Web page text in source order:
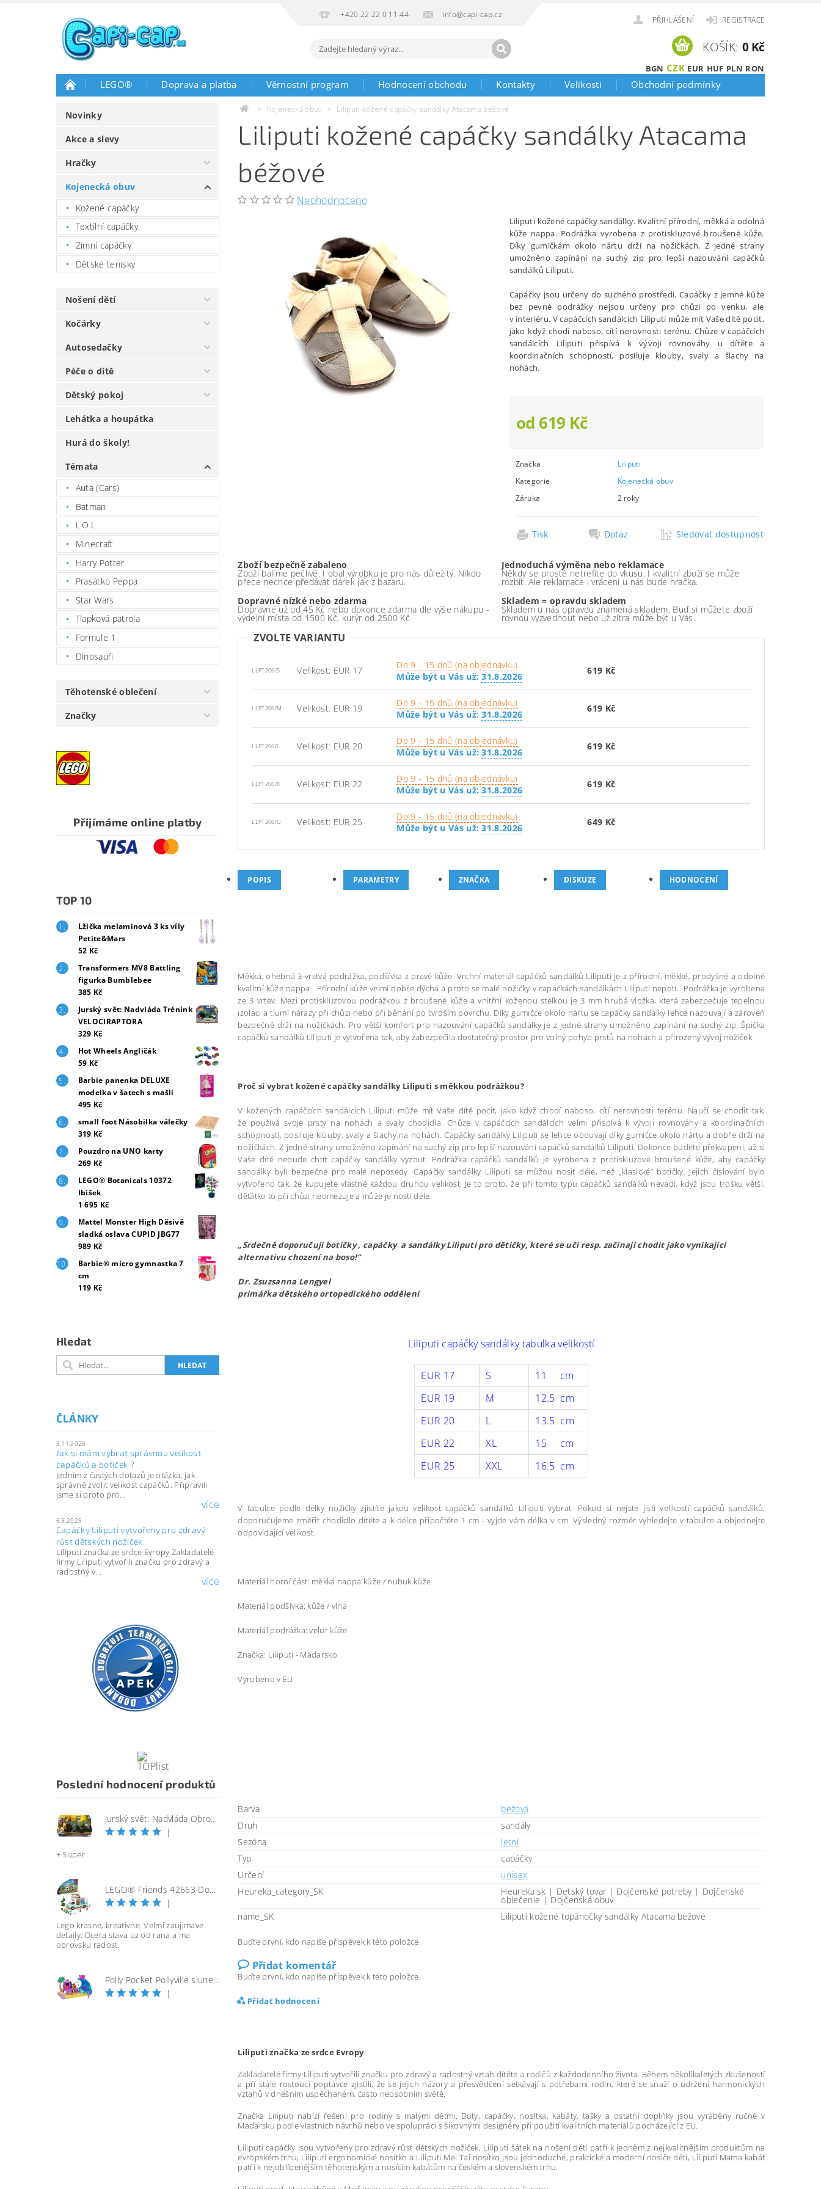
+420 22 22 0 11 44 info@capi-cap.cz
PŘIHLÁŠENÍ REGISTRACE
BGN CZK EUR HUF PLN RON
KOŠÍK: 0 Kč
LEGO® Doprava a platba Věrnostní program Hodnocení obchodu Kontakty Velikosti Obchodní podmínky
Novinky
Akce a slevy
Hračky
Kojenecká obuv
Kožené capáčky
Textilní capáčky
Zimní capáčky
Dětské tenisky
Nošení dětí
Kočárky
Autosedačky
Péče o dítě
Dětský pokoj
Lehátka a houpátka
Hurá do školy!
Témata
Auta (Cars)
Batman
L.O.L
Minecraft
Harry Potter
Prasátko Peppa
Star Wars
Tlapková patrola
Formule 1
Dinosauři
Těhotenské oblečení
Značky
Přijímáme online platby
TOP 10
Lžička melaminová 3 ks víly
Petite&Mars
52 Kč
Transformers MV8 Battling
figurka Bumblebee
385 Kč
Jurský svět: Nadvláda Trénink
VELOCIRAPTORA
329 Kč
Hot Wheels Angličák
59 Kč
Barbie panenka DELUXE
modelka v šatech s mašlí
495 Kč
small foot Násobilka válečky
319 Kč
Pouzdro na UNO karty
269 Kč
LEGO® Botanicals 10372
Ibišek
1 695 Kč
Mattel Monster High Děsivě
sladká oslava CUPID JBG77
989 Kč
Barbie® micro gymnastka 7
cm
119 Kč
Hledat
ČLÁNKY
3.11.2025
Jak si mám vybrat správnou velikost
capáčků a botiček ?
Jedním z častých dotazů je otázka, jak
správně zvolit velikost capáčků. Připravili
jsme si proto pro...
více
6.3.2025
Capáčky Liliputi vytvořeny pro zdravý
růst dětských nožiček.
Liliputi značka ze srdce Evropy Zakladatelé
firmy Liliputi vytvořili značku pro zdravý a
radostný v...
více
Poslední hodnocení produktů
Jurský svět: Nadvláda Obrovský útočící SINOTYRANNUS
|
+ Super
LEGO® Friends 42663 Dobrodružství s karavanem přátelství
|
Lego krasne, kreativne. Velmi zaujimave
detaily. Dcera stava uz od rana a ma
obrovsku radost.
Polly Pocket Pollyville slunečná pláž
|
Kojenecká obuv Liliputi kožené capáčky sandálky Atacama béžové
Liliputi kožené capáčky sandálky Atacama
béžové
Neohodnoceno
Liliputi kožené capáčky sandálky. Kvalitní přírodní, měkká a odolná
kůže nappa. Podrážka vyrobena z protiskluzové broušené kůže.
Díky gumičkám okolo nártu drží na nožičkách. Z jedné strany
umožněno zapínání na suchý zip pro lepší nazouvání capáčků
sandálků Liliputi.
Capáčky jsou určeny do suchého prostředí. Capáčky z jemné kůže
bez pevné podrážky nejsou určeny pro chůzi po venku, ale
v interiéru. V capáčcích sandálcích Liliputi může mít Vaše dítě pocit,
jako když chodí naboso, cítí nerovnosti terénu. Chůze v capáčcích
sandálcích Liliputi přispívá k vývoji rovnováhy u dítěte a
koordinačních schopností, posiluje klouby, svaly a šlachy na
nohách.
od 619 Kč
Značka
Liliputi
Kategorie
Kojenecká obuv
Záruka
2 roky
Tisk Dotaz Sledovat dostupnost
Zboží bezpečně zabaleno
Zboží balíme pečlivě. I obal výrobku je pro nás důležitý. Nikdo
přece nechce předávat dárek jak z bazaru.
Jednoduchá výměna nebo reklamace
Někdy se prostě netrefíte do vkusu. I kvalitní zboží se může
rozbít. Ale reklamace i vrácení u nás bude hračka.
Dopravné nízké nebo zdarma
Dopravné už od 45 Kč nebo dokonce zdarma dle výše nákupu -
výdejní místa od 1500 Kč, kurýr od 2500 Kč.
Skladem = opravdu skladem
Skladem u nás opravdu znamená skladem. Buď si můžete zboží
rovnou vyzvednout nebo už zítra může být u Vás.
ZVOLTE VARIANTU
LLPT206/S Velikost: EUR 17
Do 9 - 15 dnů (na objednávku)
Může být u Vás už: 31.8.2026
619 Kč
LLPT206/M Velikost: EUR 19
Do 9 - 15 dnů (na objednávku)
Může být u Vás už: 31.8.2026
619 Kč
LLPT206/L Velikost: EUR 20
Do 9 - 15 dnů (na objednávku)
Může být u Vás už: 31.8.2026
619 Kč
LLPT206/X Velikost: EUR 22
Do 9 - 15 dnů (na objednávku)
Může být u Vás už: 31.8.2026
619 Kč
LLPT206/U Velikost: EUR 25
Do 9 - 15 dnů (na objednávku)
Může být u Vás už: 31.8.2026
649 Kč
POPIS PARAMETRY ZNAČKA DISKUZE HODNOCENÍ
Měkká, ohebná 3-vrstvá podrážka, podšívka z pravé kůže. Vrchní materiál capáčků sandálků Liliputi je z přírodní, měkké, prodyšné a odolné
kvalitní kůže nappa. Přírodní kůže velmi dobře dýchá a proto se malé nožičky v capáčkách sandálkách Liliputi nepotí. Podrážka je vyrobena
ze 3 vrtev. Mezi protiskluzovou podrážkou z broušené kůže a vnitřní koženou stélkou je 3 mm hrubá vložka, která zabezpečuje tepelnou
izolaci a tlumí nárazy při chůzi nebo při běhání po tvrdším povrchu. Díky gumičce okolo nártu se capáčky sandálky lehce nazouvají a zároveň
bezpečně drží na nožičkách. Pro větší komfort pro nazouvání capáčků sandálky je z jedné strany umožněno zapínání na suchý zip. Špička
capáčků sandálků Liliputi je vytvořena tak, aby zabezpečila dostatečný prostor pro volný pohyb prstů na nohách a přirozený vývoj nožiček.
Proč si vybrat kožené capáčky sandálky Liliputi s měkkou podrážkou?
V kožených capáčcích sandálcích Liliputi může mít Vaše dítě pocit, jako když chodí naboso, cítí nerovnosti terénu. Naučí se chodit tak,
že používá svoje prsty na nohách a svaly chodidla. Chůze v capáčcích sandálcích velmi přispívá k vývoji rovnováhy a koordinačních
schopností, posiluje klouby, svaly a šlachy na nohách. Capáčky sandálky Liliputi se lehce obouvají díky gumičce okolo nártu a dobře drží na
nožičkách. Z jedné strany umožněno zapínání na suchý zip pro lepší nazouvání capáčků sandálků Liliputi. Dokonce budete překvapeni, až si
Vaše dítě nebude chtít capáčky sandálky vyzout. Podrážka capáčků sandálků je vyrobena z protiskluzové broušené kůže, aby capáčky
sandálky byli bezpečné pro malé neposedy. Capáčky sandálky Liliputi se můžou nosit déle, než „klasické“ botičky. Jejich číslování bylo
vytvořeno tak, že kupujete vlastně každou druhou velikost. Je to proto, že při tomto typu capáčků sandálků nevadí, když jsou trošku větší,
děťátko to při chůzi neomezuje a může je nosti déle.
„Srdečně doporučuji botičky , capáčky a sandálky Liliputi pro dětičky, které se učí resp. začínají chodit jako vynikající
alternativu chození na boso!“
Dr. Zsuzsanna Lengyel
primářka dětského ortopedického oddělení
Liliputi capáčky sandálky tabulka velikostí
EUR 17 S
11 cm
EUR 19
M
12.5 cm
EUR 20
L
13.5 cm
EUR 22
XL
15 cm
EUR 25
XXL 16.5 cm
V tabulce podle délky nožičky zjistíte jakou velikost capáčků sandálků Liliputi vybrat. Pokud si nejste jisti velikostí capáčků sandálků,
doporučujeme změřit chodidlo dítěte a k délce připočtěte 1 cm - vyjde vám délka v cm. Výsledný rozměr vyhledejte v tabulce a objednejte
odpovídající velikost.
Materiál horní část: měkká nappa kůže / nubuk kůže
Materiál podšívka: kůže / vlna
Materiál podrážka: velur kůže
Značka: Liliputi - Maďarsko
Vyrobeno v EU
Barva
béžová
Druh
sandály
Sezóna
letní
Typ
capáčky
Určení
unisex
Heureka_category_SK
Heureka.sk | Detský tovar | Dojčenské potreby | Dojčenské
oblečenie | Dojčenská obuv
name_SK
Liliputi kožené topánočky sandálky Atacama bežové
Buďte první, kdo napíše příspěvek k této položce.
Přidat komentář
Buďte první, kdo napíše příspěvek k této položce.
Přidat hodnocení
Liliputi značka ze srdce Evropy
Zakladatelé firmy Liliputi vytvořili značku pro zdravý a radostný vztah dítěte a rodičů z každodenního života. Během několikaletých zkušeností
a pří stále rostoucí poptávce zjistili, že se jejich názory a přesvědčení setkávají s potřebami rodin, které se snaží o udržení harmonických
vztahů v dnešním uspěchaném, často neosobním světě.
Značka Liliputi nabízí řešení pro rodiny s malými dětmi. Boty, capáčky, nosítka, kabáty, tašky a ostatní doplňky jsou vyráběny ručně v
Maďarsku podle vlastních návrhů nebo ve spolupráci s šikovnými designéry při použití kvalitních materiálů pocházející z EU.
Liliputi capáčky jsou vytvořeny pro zdravý růst dětských nožiček, Liliputi šátek na nošení dětí patří k jedněm z nejkvalitnějším produktům na
evropském trhu, Liliputi ergonomické nosítko a Liliputi Mei Tai nosítko jsou jednoduché, praktické a moderní nosiče dětí, Liliputi Mama kabát
patří k nejoblíbenějším těhotenským a nosícím kabátům na českém a slovenském trhu.